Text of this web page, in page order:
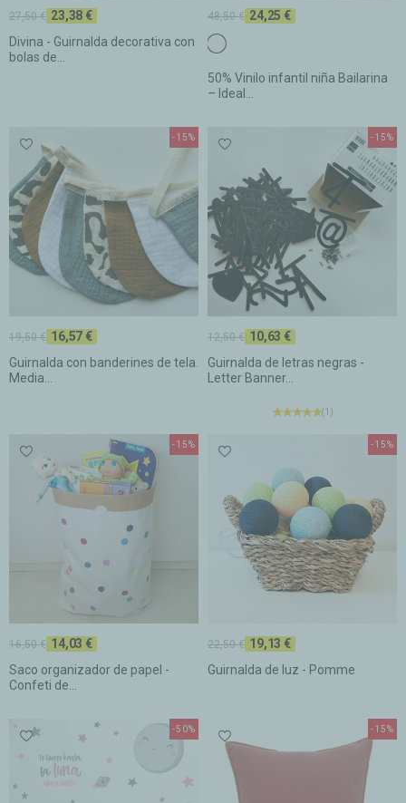
Divina - Guirnalda decorativa con
bolas de...
27,50 € 23,38 €
50% Vinilo infantil niña Bailarina
– Ideal...
48,50 € 24,25 €
c2 Blanco
Guirnalda con banderines de tela.
Media...
19,50 € 16,57 €
-15%
Guirnalda de letras negras -
Letter Banner...
12,50 € 10,63 €
(1)
-15%
Saco organizador de papel -
Confeti de...
16,50 € 14,03 €
-15%
Guirnalda de luz - Pomme
22,50 € 19,13 €
-15%
-50% -15%